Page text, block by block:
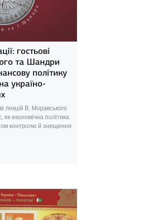
гостьові
та Шандри
політику
україно-
лекцій В. Моравського
як економічна політика
контролю й знищення